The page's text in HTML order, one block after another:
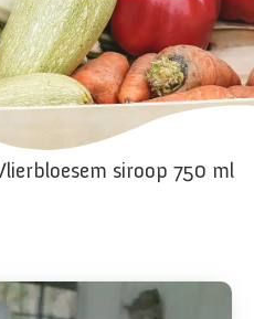
siroop 750 ml